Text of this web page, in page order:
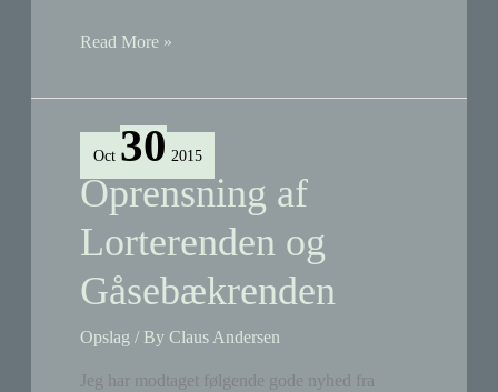
Sort
på
Tippen:
Alpaka
brutalt
myrdet
med
et
jernspyd
Read More »
Oct 30 2015
Oprensning af
Lorterenden og
Gåsebækrenden
Opslag / ByClaus Andersen
Jeg har modtaget følgende gode nyhed fra